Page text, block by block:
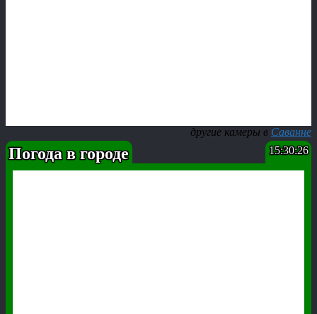
другие камеры в Саванне
Погода в городе 15:30:27